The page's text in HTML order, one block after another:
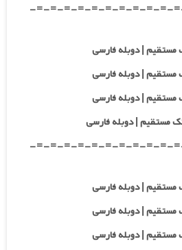
-=-=-=-=-=-=-=-=-=-=-
-=-=-=-=-=-=-=-=-=-=-